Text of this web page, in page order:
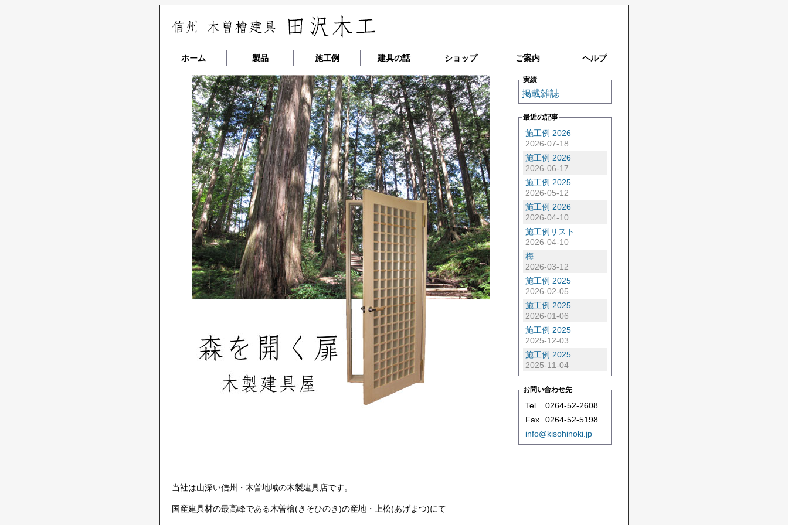
ホーム 製品 施工例 建具の話 ショップ ご案内 ヘルプ
当社は山深い信州・木曽地域の木製建具店です。
国産建具材の最高峰である木曽檜(きそひのき)の産地・上松(あげまつ)にて
実績
掲載雑誌
最近の記事
施工例 2026
2026-07-18
施工例 2026
2026-06-17
施工例 2025
2026-05-12
施工例 2026
2026-04-10
施工例リスト
2026-04-10
梅
2026-03-12
施工例 2025
2026-02-05
施工例 2025
2026-01-06
施工例 2025
2025-12-03
施工例 2025
2025-11-04
お問い合わせ先
Tel
0264-52-2608
Fax
0264-52-5198
info@kisohinoki.jp